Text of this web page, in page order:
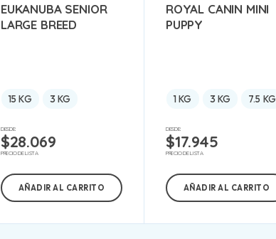
EUKANUBA SENIOR
LARGE BREED
15 KG 3 KG
DESDE:
$28.069
PRECIO DE LISTA
AÑADIR AL CARRITO
ROYAL CANIN MINI
PUPPY
1 KG 3 KG 7.5 KG
DESDE:
$17.945
PRECIO DE LISTA
AÑADIR AL CARRITO